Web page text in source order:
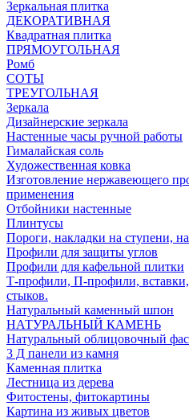
Зеркальная плитка
ДЕКОРАТИВНАЯ
Квадратная плитка
ПРЯМОУГОЛЬНАЯ
Ромб
СОТЫ
ТРЕУГОЛЬНАЯ
Зеркала
Дизайнерские зеркала
Настенные часы ручной работы
Гималайская соль
Художественная ковка
Изготовление нержавеющего
применения
Отбойники настенные
Плинтусы
Пороги, накладки на ступени,
Профили для защиты углов
Профили для кафельной плитки
Т-профили, П-профили,
стыков.
Натуральный каменный шпон
НАТУРАЛЬНЫЙ КАМЕНЬ
Натуральный облицовочный
3 Д панели из камня
Каменная плитка
Лестница из дерева
Фитостены, фитокартины
Картина из живых цветов